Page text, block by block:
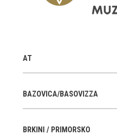
Stalne razstave
Občasne razstave
E-razstave
AT
BAZOVICA/BASOVIZZA
BRKINI / PRIMORSKO